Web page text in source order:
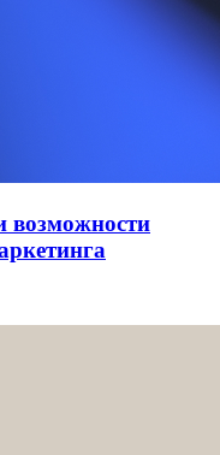
возможности